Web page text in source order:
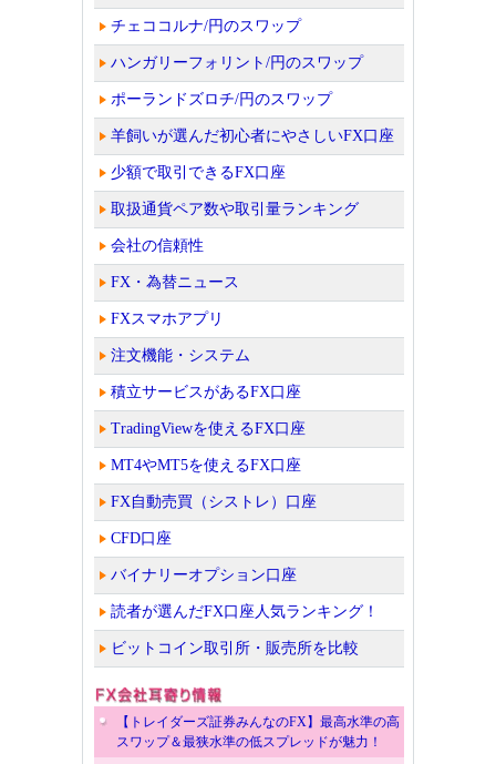
チェココルナ/円のスワップ
ハンガリーフォリント/円のスワップ
ポーランドズロチ/円のスワップ
羊飼いが選んだ初心者にやさしいFX口座
少額で取引できるFX口座
取扱通貨ペア数や取引量ランキング
会社の信頼性
FX・為替ニュース
FXスマホアプリ
注文機能・システム
積立サービスがあるFX口座
TradingViewを使えるFX口座
MT4やMT5を使えるFX口座
FX自動売買（シストレ）口座
CFD口座
バイナリーオプション口座
読者が選んだFX口座人気ランキング！
ビットコイン取引所・販売所を比較
【トレイダーズ証券みんなのFX】最高水準の高
スワップ＆最狭水準の低スプレッドが魅力！